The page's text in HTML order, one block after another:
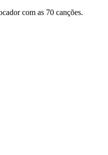
com as 70 canções.